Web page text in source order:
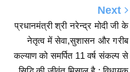
नेतृत्व में सेवा,सुशासन और गरीब
कल्याण को समर्पित 11 वर्ष संकल्प से
सिद्धि की जीवंत मिसाल है : विधायक
श्रीमती भावना बोहरा